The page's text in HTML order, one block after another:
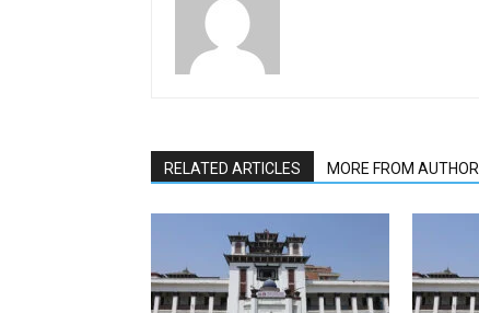
RELATED ARTICLES MORE FROM AUTHOR